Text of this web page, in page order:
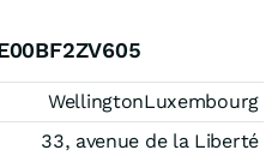
WellingtonLuxembourg
33, avenue de la Liberté